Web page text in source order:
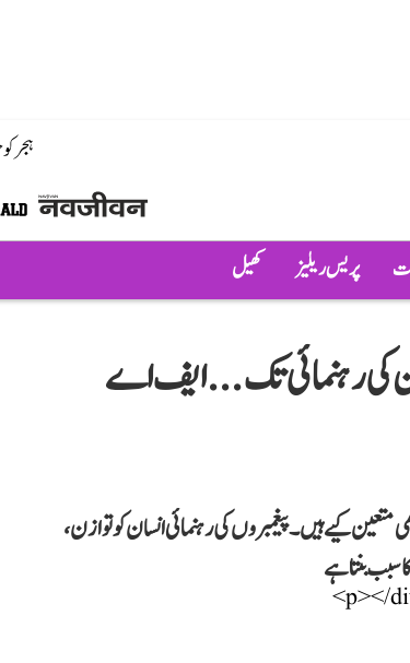
ہجر
پریس ریلیز کھیل
کی رہنمائی تک...ایف اے
کیے ہیں۔ پیغمبروں کی رہنمائی انسان کو توازن،
بنتا ہے